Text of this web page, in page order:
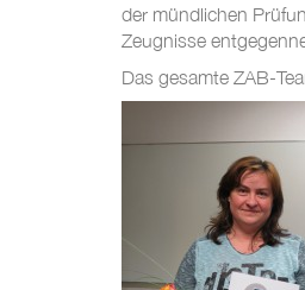
der mündlichen
Zeugnisse
Das gesamte ZAB-